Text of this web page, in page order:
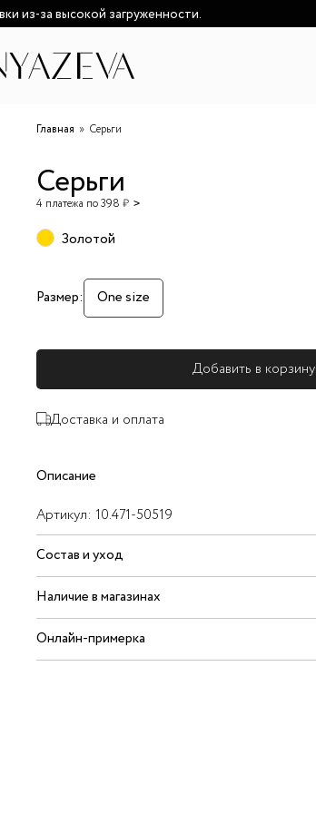
из-за высокой загруженности.
Главная Серьги
Серьги
4 платежа по 398 ₽
Золотой
Размер: One size
Добавить в корзину
Доставка и оплата
Описание
Артикул: 10.471-50519
Состав и уход
Наличие в магазинах
Онлайн-примерка